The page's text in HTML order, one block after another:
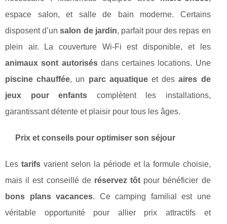
espace salon, et salle de bain moderne. Certains
disposent d’unsalon de jardin, parfait pour des repas en
plein air. La couverture Wi-Fi est disponible, et les
animaux sont autorisésdans certaines locations. Une
piscine chauffée, un parc aquatiqueet desaires de
jeux pour enfants complètent les installations,
garantissant détente et plaisir pour tous les âges.
Prix et conseils pour optimiser son séjour
Les tarifsvarient selon la période et la formule choisie,
mais il est conseillé de réservez tôt pour bénéficier de
bons plans vacances. Ce camping familial est une
véritable opportunité pour allier prix attractifs et